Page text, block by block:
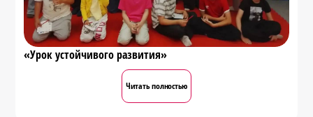
«Урок устойчивого развития»
Читать полностью